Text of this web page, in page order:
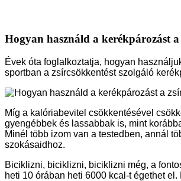
Hogyan használd a kerékpározást
Évek óta foglalkoztatja, hogyan
sportban a zsírcsökkentést szolgáló
Míg a kalóriabevitel csökkentésével
gyengébbek és lassabbak is, mint
Minél több izom van a testedben, annál
szokásaidhoz.
Biciklizni, biciklizni, biciklizni még, a
heti 10 órában heti 6000 kcal-t égethet